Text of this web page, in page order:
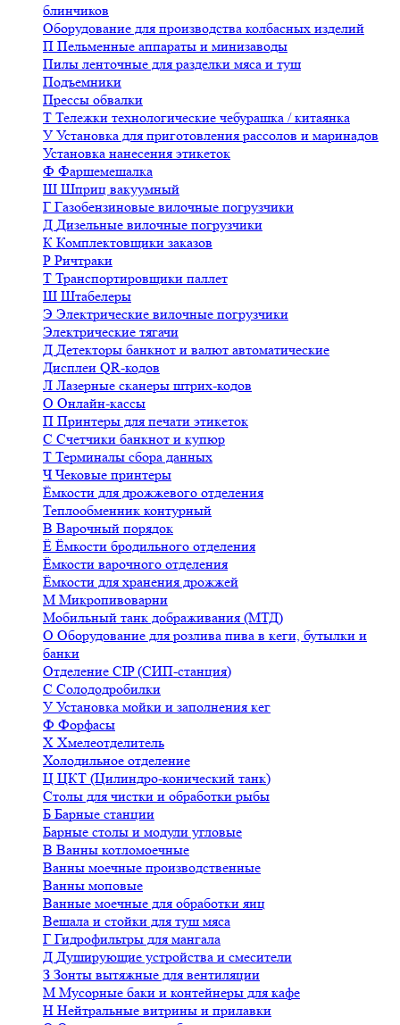
блинчиков
Оборудование для производства колбасных изделий
П Пельменные аппараты и минизаводы
Пилы ленточные для разделки мяса и туш
Подъемники
Прессы обвалки
Т Тележки технологические чебурашка / китаянка
У Установка для приготовления рассолов и маринадов
Установка нанесения этикеток
Ф Фаршемешалка
Ш Шприц вакуумный
Г Газобензиновые вилочные погрузчики
Д Дизельные вилочные погрузчики
К Комплектовщики заказов
Р Ричтраки
Т Транспортировщики паллет
Ш Штабелеры
Э Электрические вилочные погрузчики
Электрические тягачи
Д Детекторы банкнот и валют автоматические
Дисплеи QR-кодов
Л Лазерные сканеры штрих-кодов
О Онлайн-кассы
П Принтеры для печати этикеток
С Счетчики банкнот и купюр
Т Терминалы сбора данных
ЧЧековые принтеры
Ёмкости для дрожжевого отделения
Теплообменник контурный
В Варочный порядок
Ё Ёмкости бродильного отделения
Ёмкости варочного отделения
Ёмкости для хранения дрожжей
М Микропивоварни
Мобильный танк дображивания (МТД)
О Оборудование для розлива пива в кеги, бутылки и
банки
Отделение CIP (СИП-станция)
С Солододробилки
У Установка мойки и заполнения кег
Ф Форфасы
Х Хмелеотделитель
Холодильное отделение
Ц ЦКТ (Цилиндро-конический танк)
Столы для чистки и обработки рыбы
Б Барные станции
Барные столы и модули угловые
В Ванны котломоечные
Ванны моечные производственные
Ванны моповые
Ванные моечные для обработки яиц
Вешала и стойки для туш мяса
Г Гидрофильтры для мангала
Д Душирующие устройства и смесители
З Зонты вытяжные для вентиляции
М Мусорные баки и контейнеры для кафе
Н Нейтральные витрины и прилавки